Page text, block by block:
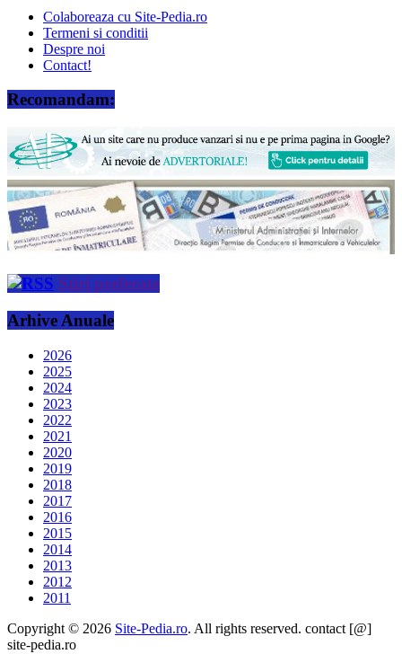
Colaboreaza cu Site-Pedia.ro
Termeni si conditii
Despre noi
Contact!
Recomandam:
Stiri preferate
Arhive Anuale
2026
2025
2024
2023
2022
2021
2020
2019
2018
2017
2016
2015
2014
2013
2012
2011
Copyright © 2026 Site-Pedia.ro. All rights reserved. contact [@]
site-pedia.ro